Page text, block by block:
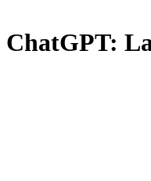
ChatGPT: